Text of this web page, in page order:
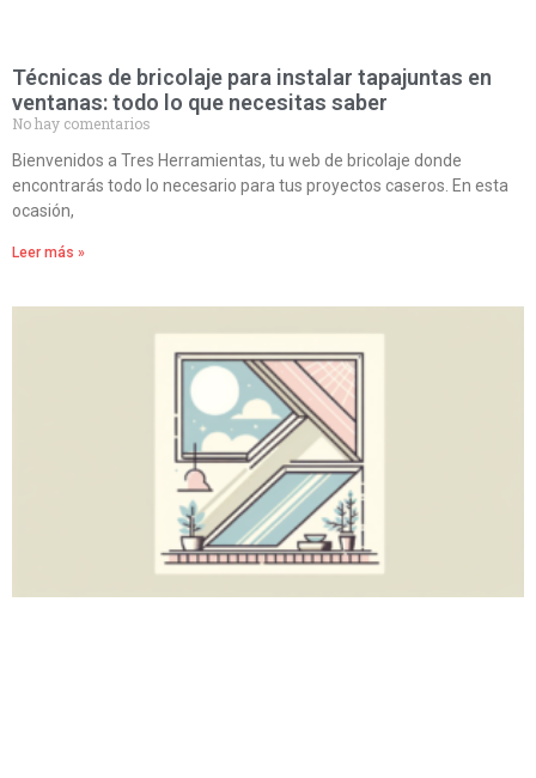
Técnicas de bricolaje para instalar tapajuntas en
ventanas: todo lo que necesitas saber
No hay comentarios
Bienvenidos a Tres Herramientas, tu web de bricolaje donde
encontrarás todo lo necesario para tus proyectos caseros. En esta
ocasión,
Leer más »